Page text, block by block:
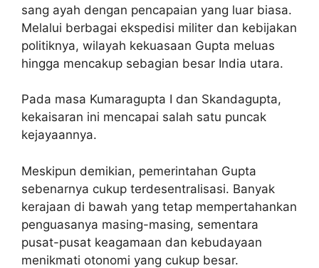
sang ayah dengan pencapaian yang luar biasa.
Melalui berbagai ekspedisi militer dan kebijakan
politiknya, wilayah kekuasaan Gupta meluas
hingga mencakup sebagian besar India utara.
Pada masa Kumaragupta I dan Skandagupta,
kekaisaran ini mencapai salah satu puncak
kejayaannya.
Meskipun demikian, pemerintahan Gupta
sebenarnya cukup terdesentralisasi. Banyak
kerajaan di bawah yang tetap mempertahankan
penguasanya masing-masing, sementara
pusat-pusat keagamaan dan kebudayaan
menikmati otonomi yang cukup besar.